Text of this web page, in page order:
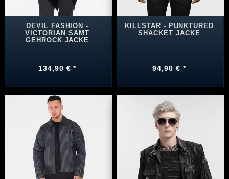
DEVIL FASHION -
VICTORIAN SAMT
GEHROCK JACKE
134,90 € *
KILLSTAR - PUNKTURED
SHACKET JACKE
94,90 € *